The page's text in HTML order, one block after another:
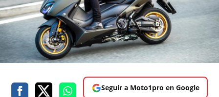
Seguir a Moto1pro en Google